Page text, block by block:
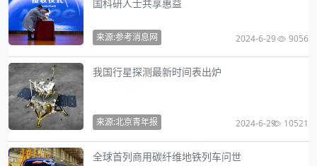
国科研人士共享惠益
来源:参考消息网 2024-6-29 9056
我国行星探测最新时间表出炉
来源:北京青年报 2024-6-29 10521
全球首列商用碳纤维地铁列车问世